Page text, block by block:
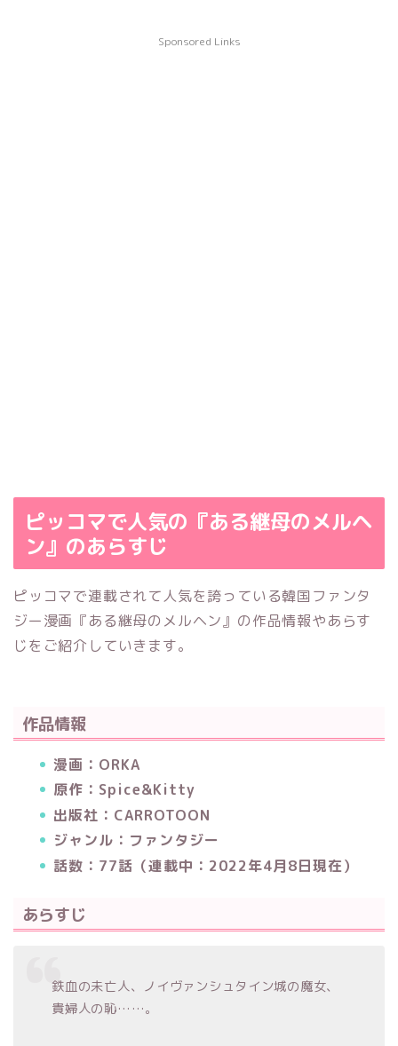
Sponsored Links
ピッコマで人気の『ある継母のメルヘ
ン』のあらすじ
ピッコマで連載されて人気を誇っている韓国ファンタ
ジー漫画『ある継母のメルヘン』の作品情報やあらす
じをご紹介していきます。
作品情報
漫画：ORKA
原作：Spice&Kitty
出版社：CARROTOON
ジャンル：ファンタジー
話数：77話（連載中：2022年4月8日現在）
あらすじ
鉄血の未亡人、ノイヴァンシュタイン城の魔女、
貴婦人の恥……。